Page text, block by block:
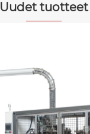
Uudet tuotteet